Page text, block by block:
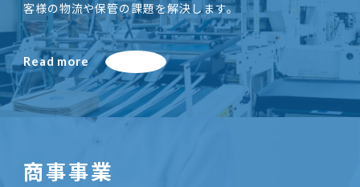
客様の物流や保管の課題を解決します。
Read more
商事事業